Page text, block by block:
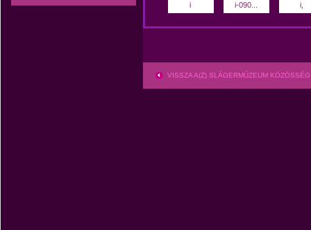
i
i-090...
i,
VISSZA A(Z) SLÁGERMÚZEUM